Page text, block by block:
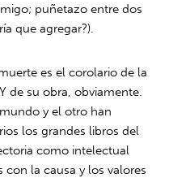
puñetazo entre dos
que agregar?).
es el corolario de la
de su obra, obviamente.
y el otro han
los grandes libros del
como intelectual
la causa y los valores